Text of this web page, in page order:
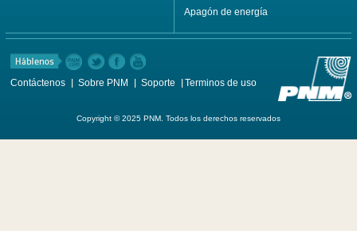
Apagón de energía
Contáctenos Sobre PNM Soporte Terminos de uso
Copyright © 2025 PNM. Todos los derechos reservados